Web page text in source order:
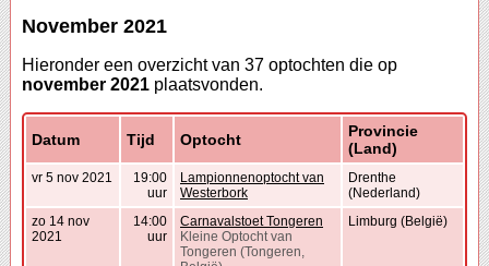
November 2021
Hieronder een overzicht van 37 optochten die op
november 2021 plaatsvonden.
Datum Tijd Optocht
Provincie
(Land)
vr 5 nov 2021
19:00
uur
Lampionnenoptocht van
Westerbork
Drenthe
(Nederland)
zo 14 nov
2021
14:00
uur
Carnavalstoet Tongeren
Kleine Optocht van
Tongeren (Tongeren,
Limburg (België)